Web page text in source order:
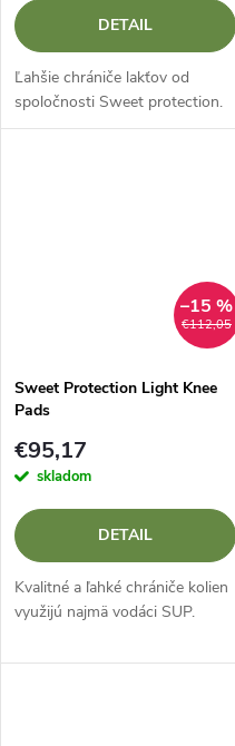
DETAIL
Ľahšie chrániče lakťov od
spoločnosti Sweet protection.
€112,05
–15 %
Sweet Protection Light Knee
Pads
€95,17
skladom
DETAIL
Kvalitné a ľahké chrániče kolien
využijú najmä vodáci SUP.